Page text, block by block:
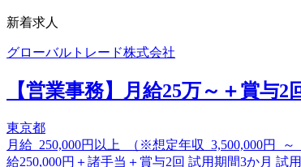
新着求人
グローバルトレード株式会社
【営業事務】月給25万～＋賞
東京都
月給 250,000円以上 （※想定年収 3,500,000円
給250,000円＋諸手当＋賞与2回 試用期間3か月 試